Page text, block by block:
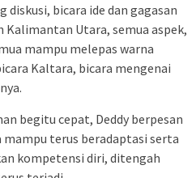
diskusi, bicara ide dan gagasan
Utara, semua aspek,
mampu melepas warna
Kaltara, bicara mengenai
begitu cepat, Deddy berpesan
terus beradaptasi serta
kompetensi diri, ditengah